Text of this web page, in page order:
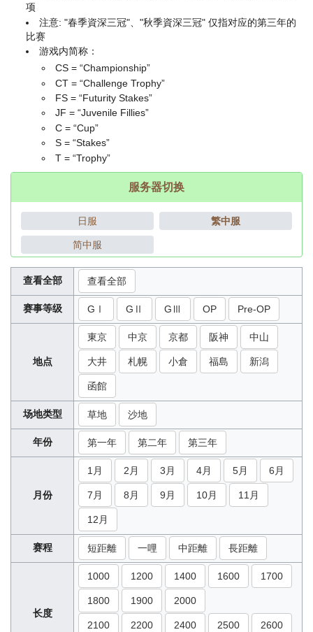
项
注意: "春季資深三冠"、"秋季資深三冠" 仅指对应的第三年的
比赛
游戏内简称：
CS = “Championship”
CT = “Challenge Trophy”
FS = “Futurity Stakes”
JF = “Juvenile Fillies”
C = “Cup”
S = “Stakes”
T = “Trophy”
服务器切换
日服 繁中服
简中服
查看全部 查看全部
赛事等级 GⅠ GⅡ GⅢ OP Pre-OP
地点
東京 中京 京都 阪神 中山
大井 札幌 小倉 福島 新潟
函館
场地类型 草地 沙地
年份 第一年 第二年 第三年
月份
1月 2月 3月 4月 5月 6月
7月 8月 9月 10月 11月
12月
赛程 短距離 一哩 中距離 長距離
长度
1000 1200 1400 1600 1700
1800 1900 2000
2100 2200 2400 2500 2600